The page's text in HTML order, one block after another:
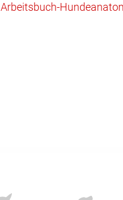
Arbeitsbuch-